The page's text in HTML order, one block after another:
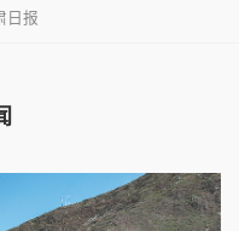
日报